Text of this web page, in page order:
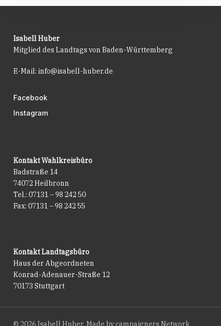
Isabell Huber
Mitglied des Landtags von Baden-Württemberg
E-Mail: info@isabell-huber.de
Facebook
Instagram
Kontakt Wahlkreisbüro
Badstraße 14
74072 Heilbronn
Tel.: 07131 – 98 242 50
Fax: 07131 – 98 242 55
Kontakt Landtagsbüro
Haus der Abgeordneten
Konrad-Adenauer-Straße 12
70173 Stuttgart
© 2026 Isabell Huber. Made bycampaigners Network